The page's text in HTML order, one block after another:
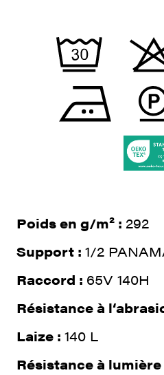
Poids en g/m² : 292
Support : 1/2
Raccord : 65V 140H
Résistance à
Laize : 140 L
Résistance à lumière